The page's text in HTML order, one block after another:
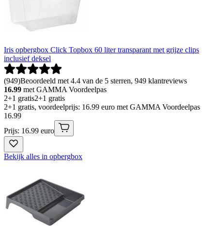
Iris opbergbox Click Topbox 60 liter transparant met grijze clips
inclusief deksel
(949)Beoordeeld met 4.4 van de 5 sterren, 949 klantreviews
16.99 met GAMMA Voordeelpas
2+1 gratis2+1 gratis
2+1 gratis, voordeelprijs: 16.99 euro met GAMMA Voordeelpas
16.99
Prijs: 16.99 euro
Bekijk alles in opbergbox